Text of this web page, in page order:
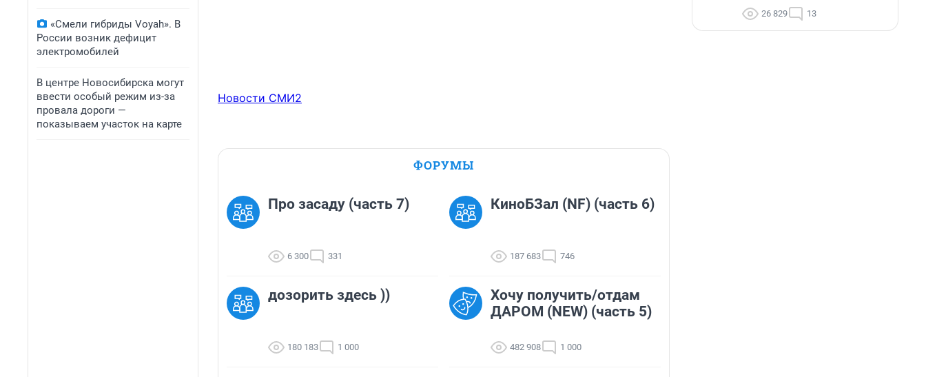
«Смели гибриды Voyah». В
России возник дефицит
электромобилей
В центре Новосибирска могут
ввести особый режим из-за
провала дороги —
показываем участок на карте
Новости СМИ2
ФОРУМЫ
Про засаду (часть 7)
6 300 331
КиноБЗал (NF) (часть 6)
187 683 746
дозорить здесь ))
180 183 1 000
Хочу получить/отдам
ДАРОМ (NEW) (часть 5)
482 908 1 000
26 829 13